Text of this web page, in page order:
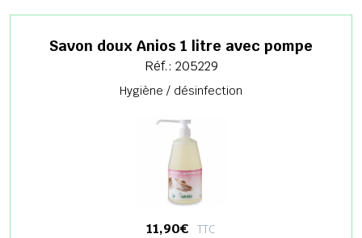
Savon doux Anios 1 litre avec pompe
Réf.: 205229
Hygiène / désinfection
11,90€ TTC